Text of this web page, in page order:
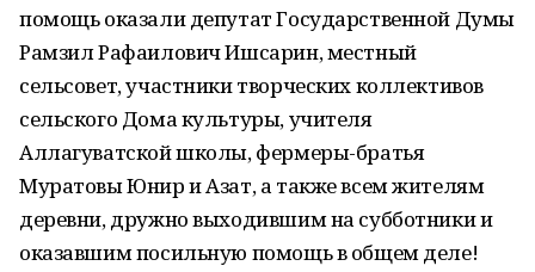
помощь оказали депутат Государственной Думы
Рамзил Рафаилович Ишсарин, местный
сельсовет, участники творческих коллективов
сельского Дома культуры, учителя
Аллагуватской школы, фермеры-братья
Муратовы Юнир и Азат, а также всем жителям
деревни, дружно выходившим на субботники и
оказавшим посильную помощь в общем деле!